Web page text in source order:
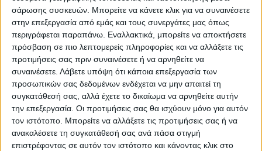
σάρωσης συσκευών. Μπορείτε να κάνετε κλικ για να συναινέσετε
στην επεξεργασία από εμάς και τους συνεργάτες μας όπως
περιγράφεται παραπάνω. Εναλλακτικά, μπορείτε να αποκτήσετε
πρόσβαση σε πιο λεπτομερείς πληροφορίες και να αλλάξετε τις
προτιμήσεις σας πριν συναινέσετε ή να αρνηθείτε να
συναινέσετε. Λάβετε υπόψη ότι κάποια επεξεργασία των
προσωπικών σας δεδομένων ενδέχεται να μην απαιτεί τη
συγκατάθεσή σας, αλλά έχετε το δικαίωμα να αρνηθείτε αυτήν
την επεξεργασία. Οι προτιμήσεις σας θα ισχύουν μόνο για αυτόν
τον ιστότοπο. Μπορείτε να αλλάξετε τις προτιμήσεις σας ή να
ανακαλέσετε τη συγκατάθεσή σας ανά πάσα στιγμή
επιστρέφοντας σε αυτόν τον ιστότοπο και κάνοντας κλικ στο